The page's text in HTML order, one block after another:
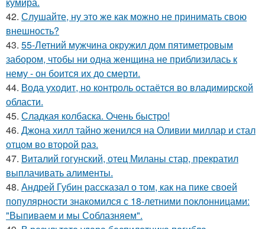
42. Слушайте, ну это же как можно не принимать свою
внешность?
43. 55-Летний мужчина окружил дом пятиметровым
забором, чтобы ни одна женщина не приблизилась к
нему - он боится их до смерти.
44. Вода уходит, но контроль остаётся во владимирской
области.
45. Сладкая колбаска. Очень быстро!
46. Джона хилл тайно женился на Оливии миллар и стал
отцом во второй раз.
47. Виталий гогунский, отец Миланы стар, прекратил
выплачивать алименты.
48. Андрей Губин рассказал о том, как на пике своей
популярности знакомился с 18-летними поклонницами:
"Выпиваем и мы Соблазняем".